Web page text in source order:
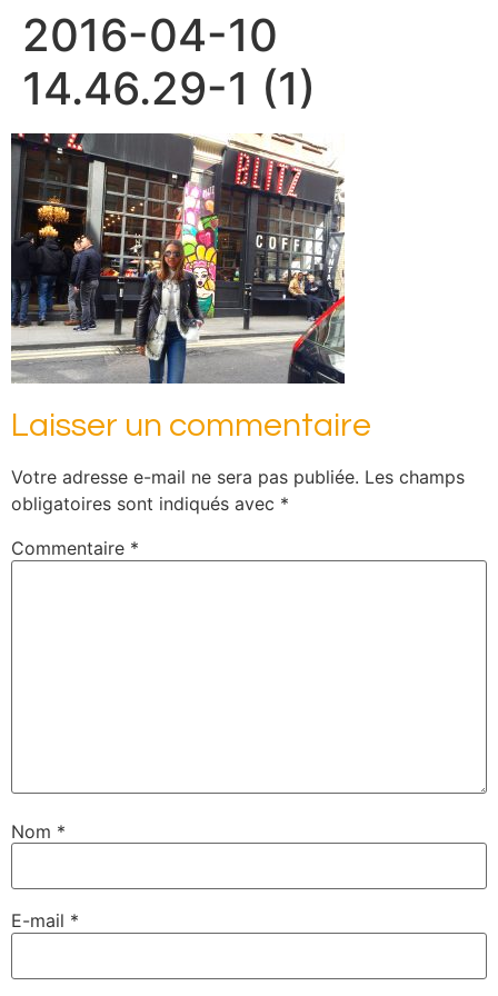
2016-04-10
14.46.29-1 (1)
Laisser un commentaire
Votre adresse e-mail ne sera pas publiée. Les champs
obligatoires sont indiqués avec *
Commentaire *
Nom *
E-mail *